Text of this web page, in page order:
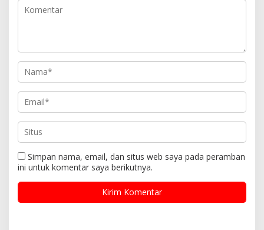
Simpan nama, email, dan situs web saya pada peramban
ini untuk komentar saya berikutnya.